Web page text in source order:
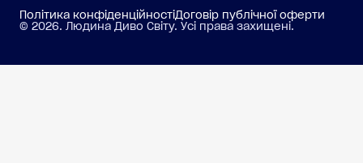
Політика конфіденційностіДоговір публічної оферти
© 2026. Людина Диво Світу. Усі права захищені.